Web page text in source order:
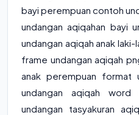
bayi perempuan contoh
undangan aqiqahan bayi
undangan aqiqah anak
frame undangan aqiqah
anak perempuan format
undangan aqiqah
undangan tasyakuran